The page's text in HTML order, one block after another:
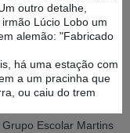
outro detalhe,
Lúcio Lobo um
alemão: "Fabricado
há uma estação com
a um pracinha que
ou caiu do trem
Escolar Martins